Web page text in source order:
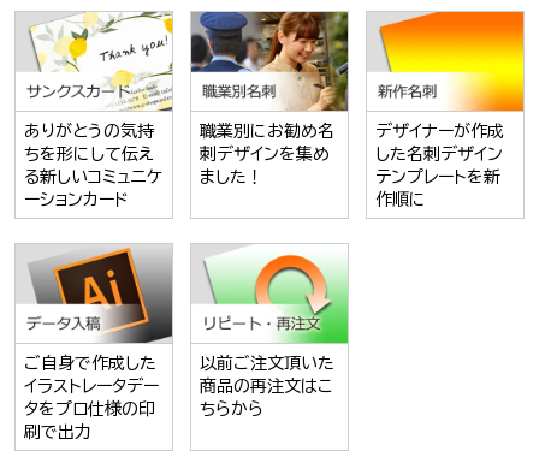
ありがとうの気持
ちを形にして伝え
る新しいコミュニケ
ーションカード
職業別にお勧め名
刺デザインを集め
ました！
デザイナーが作成
した名刺デザイン
テンプレートを新
作順に
ご自身で作成した
イラストレータデー
タをプロ仕様の印
刷で出力
以前ご注文頂いた
商品の再注文はこ
ちらから